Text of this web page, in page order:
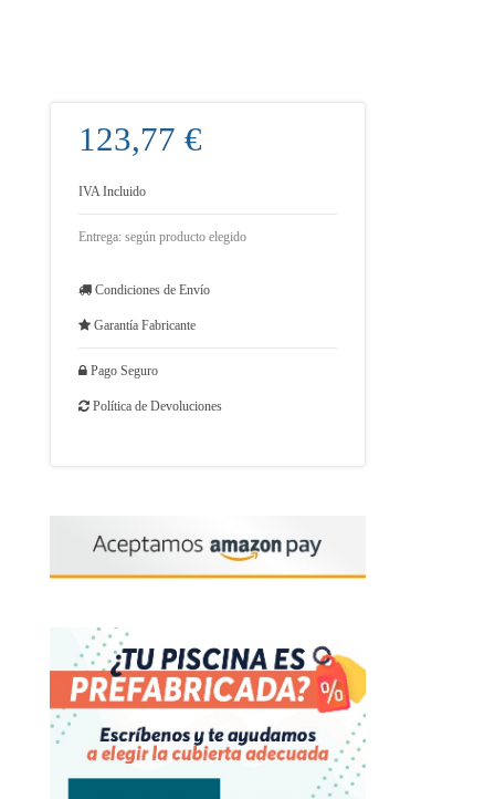
123,77 €
IVA Incluido
Entrega: según producto elegido
Condiciones de Envío
Garantía Fabricante
Pago Seguro
 Política de Devoluciones